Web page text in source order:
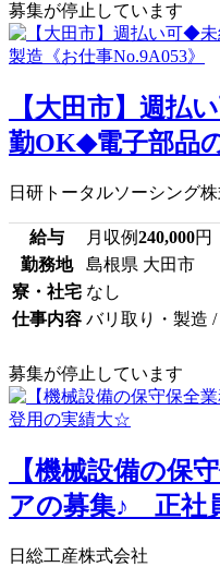
募集が停止しています
【大田市】週払
勤OK◆電子部品
日研トータルソーシング
給与 月収例240,000円
勤務地
島根県 大田市
寮・社宅 なし
仕事内容 バリ取り・製造
募集が停止しています
【機械設備の保
アの募集♪ 正社
日総工産株式会社